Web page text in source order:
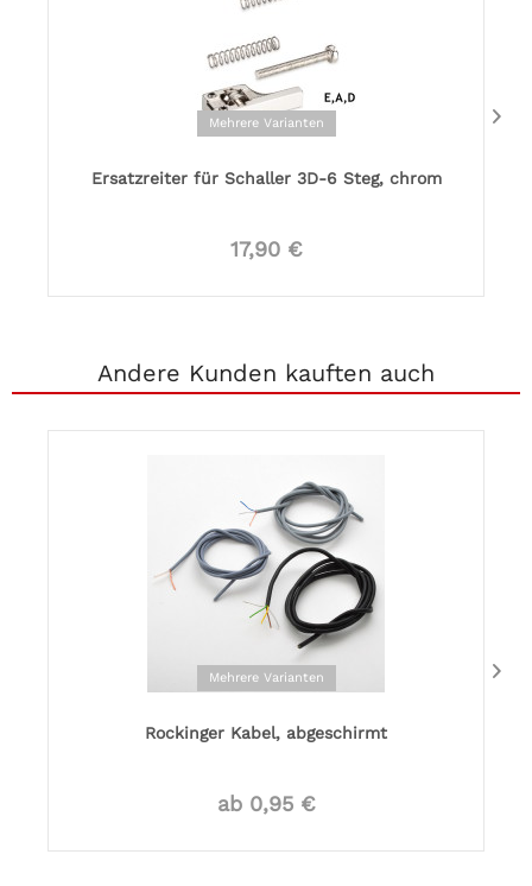
Mehrere Varianten
Ersatzreiter für Schaller 3D-6 Steg, chrom
17,90 €
Andere Kunden kauften auch
Mehrere Varianten
Rockinger Kabel, abgeschirmt
ab 0,95 €